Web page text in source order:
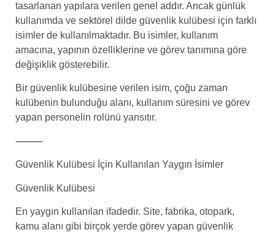
tasarlanan yapılara verilen genel addır. Ancak günlük
kullanımda ve sektörel dilde güvenlik kulübesi için farklı
isimler de kullanılmaktadır. Bu isimler, kullanım
amacına, yapının özelliklerine ve görev tanımına göre
değişiklik gösterebilir.
Bir güvenlik kulübesine verilen isim, çoğu zaman
kulübenin bulunduğu alanı, kullanım süresini ve görev
yapan personelin rolünü yansıtır.
⸻
Güvenlik Kulübesi İçin Kullanılan Yaygın İsimler
Güvenlik Kulübesi
En yaygın kullanılan ifadedir. Site, fabrika, otopark,
kamu alanı gibi birçok yerde görev yapan güvenlik